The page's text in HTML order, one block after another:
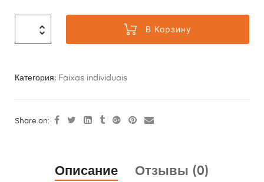
В Корзину
Категория: Faixas individuais
Share on:
Описание Отзывы (0)